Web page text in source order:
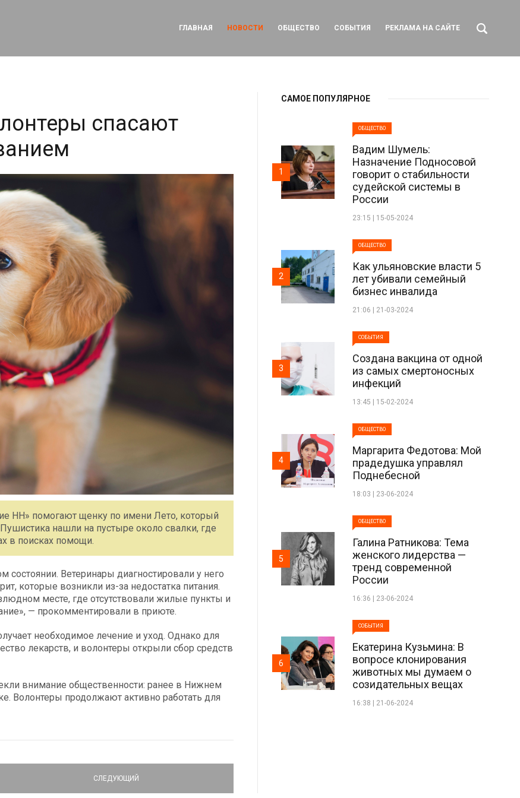
ГЛАВНАЯ НОВОСТИ ОБЩЕСТВО СОБЫТИЯ РЕКЛАМА НА САЙТЕ
спасают
НН» помогают щенку по имени Лето, который
нашли на пустыре около свалки, где
в поисках помощи.
Ветеринары диагностировали у него
которые возникли из-за недостатка питания.
месте, где отсутствовали жилые пункты и
— прокомментировали в приюте.
необходимое лечение и уход. Однако для
лекарств, и волонтеры открыли сбор средств
внимание общественности: ранее в Нижнем
Волонтеры продолжают активно работать для
СЛЕДУЮЩИЙ
САМОЕ ПОПУЛЯРНОЕ
ОБЩЕСТВО
Вадим Шумель:
Назначение Подносовой
говорит о стабильности
судейской системы в
России
23:15 | 15-05-2024
1
ОБЩЕСТВО
Как ульяновские власти 5
лет убивали семейный
бизнес инвалида
21:06 | 21-03-2024
2
СОБЫТИЯ
Создана вакцина от одной
из самых смертоносных
инфекций
13:45 | 15-02-2024
3
ОБЩЕСТВО
Маргарита Федотова: Мой
прадедушка управлял
Поднебесной
18:03 | 23-06-2024
4
ОБЩЕСТВО
Галина Ратникова: Тема
женского лидерства —
тренд современной
России
16:36 | 23-06-2024
5
СОБЫТИЯ
Екатерина Кузьмина: В
вопросе клонирования
животных мы думаем о
созидательных вещах
16:38 | 21-06-2024
6